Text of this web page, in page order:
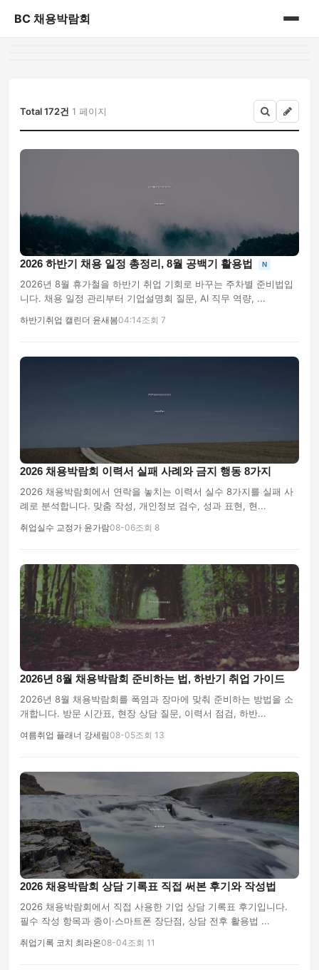
BC 채용박람회
Total 172건 1 페이지
2026 하반기 채용 일정 총정리, 8월 공백기 활용법 N
2026년 8월 휴가철을 하반기 취업 기회로 바꾸는 주차별 준비법입
니다. 채용 일정 관리부터 기업설명회 질문, AI 직무 역량, ...
하반기취업 캘린더 윤새봄04:14조회 7
2026 채용박람회 이력서 실패 사례와 금지 행동 8가지
2026 채용박람회에서 연락을 놓치는 이력서 실수 8가지를 실패 사
례로 분석합니다. 맞춤 작성, 개인정보 검수, 성과 표현, 현...
취업실수 교정가 윤가람08-06조회 8
2026년 8월 채용박람회 준비하는 법, 하반기 취업 가이드
2026년 8월 채용박람회를 폭염과 장마에 맞춰 준비하는 방법을 소
개합니다. 방문 시간표, 현장 상담 질문, 이력서 점검, 하반...
여름취업 플래너 강세림08-05조회 13
2026 채용박람회 상담 기록표 직접 써본 후기와 작성법
2026 채용박람회에서 직접 사용한 기업 상담 기록표 후기입니다.
필수 작성 항목과 종이·스마트폰 장단점, 상담 전후 활용법 ...
취업기록 코치 최라온08-04조회 11